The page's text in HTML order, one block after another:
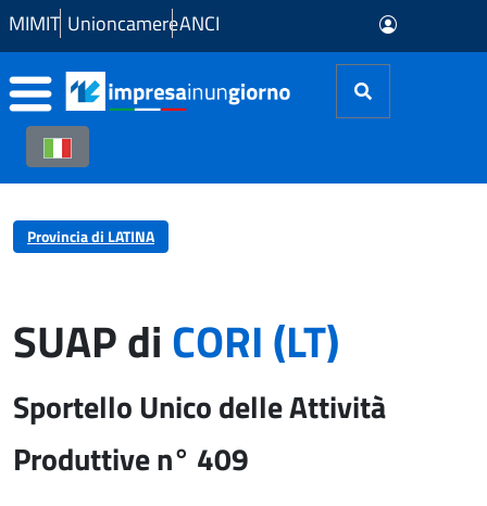
Skip to Main Content
MIMIT UnioncamereANCI
Provincia di LATINA
SUAP diCORI (LT)
Sportello Unico delle Attività
Produttive n° 409